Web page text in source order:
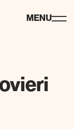
MENU